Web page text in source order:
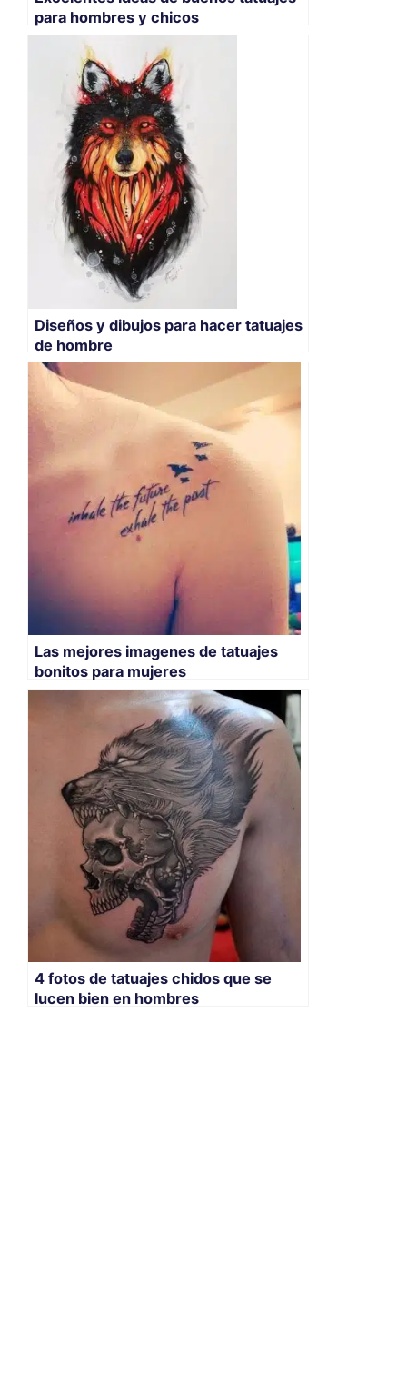
para hombres y chicos
Diseños y dibujos para hacer tatuajes
de hombre
Las mejores imagenes de tatuajes
bonitos para mujeres
4 fotos de tatuajes chidos que se
lucen bien en hombres